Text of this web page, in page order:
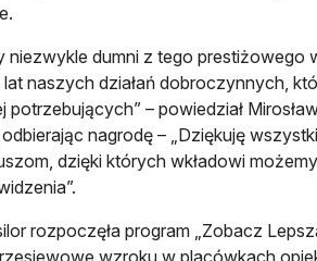
niezwykle dumni z tego
lat naszych działań dobroczynnych,
potrzebujących” – powiedział
odbierając nagrodę – „Dziękuję
dzięki których wkładowi
rozpoczęła program „Zobacz
wzroku w placówkach